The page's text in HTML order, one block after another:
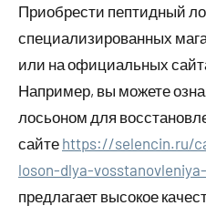
Приобрести пептидный
специализированных
или на официальных
Например, вы можете
лосьоном для
сайте https://selencin.ru/
loson-dlya-
предлагает высокое